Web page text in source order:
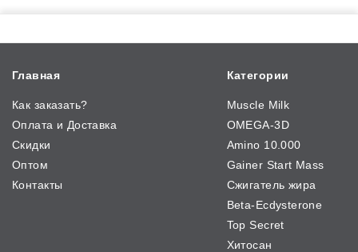
Главная
Как заказать?
Оплата и Доставка
Скидки
Оптом
Контакты
Категории
Muscle Milk
OMEGA-3D
Amino 10.000
Gainer Start Mass
Сжигатель жира
Beta-Ecdysterone
Top Secret
Хитосан